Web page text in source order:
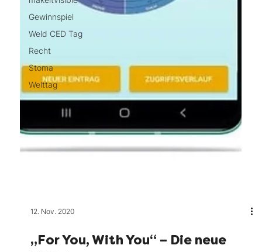
Gewinnspiel
Weld CED Tag
Recht
Stoma
Welttag